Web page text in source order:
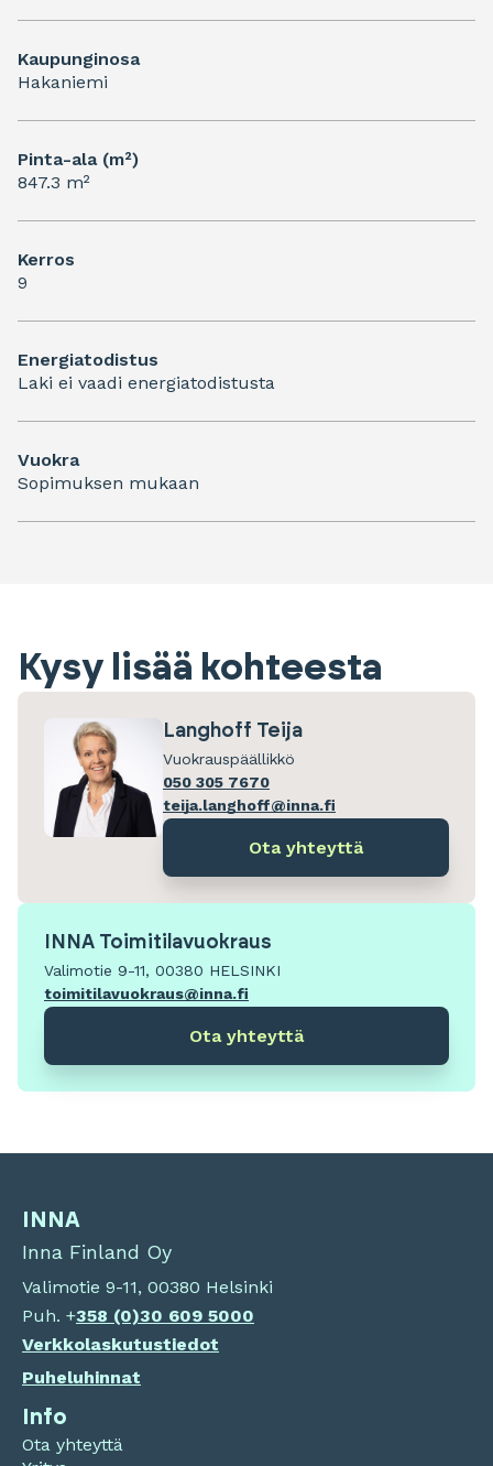
Kaupunginosa
Hakaniemi
Pinta-ala (m²)
847.3 m²
Kerros
9
Energiatodistus
Laki ei vaadi energiatodistusta
Vuokra
Sopimuksen mukaan
Kysy lisää kohteesta
Langhoff Teija
Vuokrauspäällikkö
050 305 7670
teija.langhoff@inna.fi
Ota yhteyttä
INNA Toimitilavuokraus
Valimotie 9-11, 00380 HELSINKI
toimitilavuokraus@inna.fi
Ota yhteyttä
INNA
Inna Finland Oy
Valimotie 9-11, 00380 Helsinki
Puh. +358 (0)30 609 5000
Verkkolaskutustiedot
Puheluhinnat
Info
Ota yhteyttä